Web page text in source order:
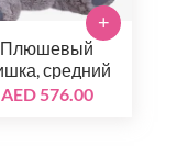
Плюшевый
средний
AED 576.00
+